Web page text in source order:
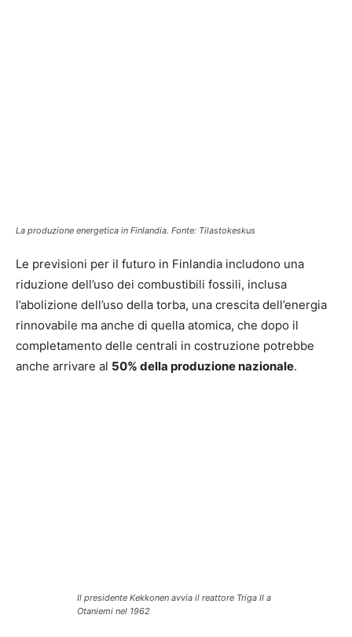
La produzione energetica in Finlandia. Fonte: Tilastokeskus
Le previsioni per il futuro in Finlandia includono una
riduzione dell’uso dei combustibili fossili, inclusa
l’abolizione dell’uso della torba, una crescita dell’energia
rinnovabile ma anche di quella atomica, che dopo il
completamento delle centrali in costruzione potrebbe
anche arrivare al 50% della produzione nazionale.
Il presidente Kekkonen avvia il reattore Triga II a
Otaniemi nel 1962